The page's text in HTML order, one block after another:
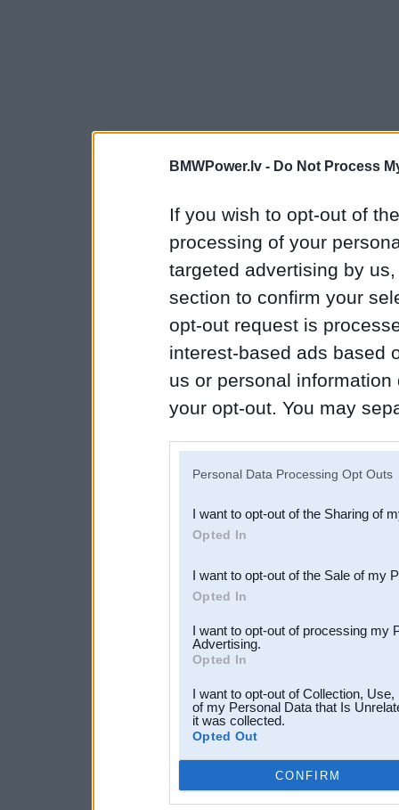
BMWPower.lv - Do Not Process
If you wish to opt-out of
processing of your
targeted advertising by
section to confirm your
opt-out request is
interest-based ads based
us or personal
your opt-out. You may
Downstream Participants
third parties.
Personal Data Processing Opt Outs
I want to opt-out of the Sharing of
Opted In
I want to opt-out of the Sale of my
Opted In
I want to opt-out of processing my
Advertising.
Opted In
I want to opt-out of Collection,
of my Personal Data that Is
it was collected.
Opted Out
CONFIRM